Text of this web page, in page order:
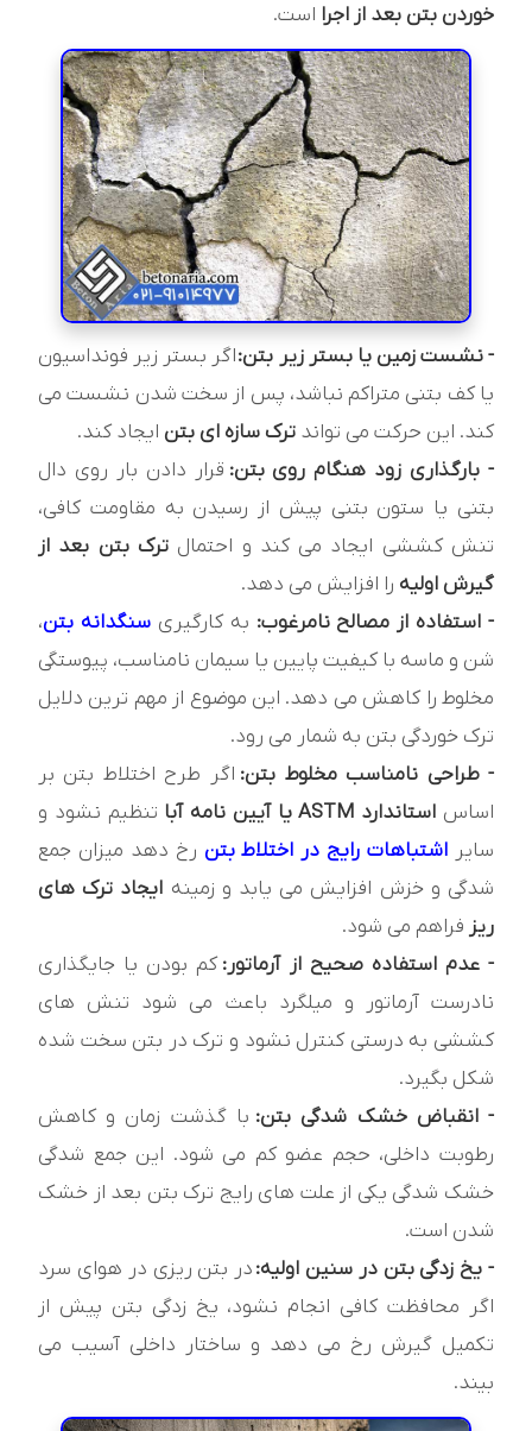
خوردن بتن بعد از اجرا است.
- نشست زمین یا بستر زیر بتن:اگر بستر زیر فونداسیون
یا کف بتنی متراکم نباشد، پس از سخت شدن نشست می
کند. این حرکت می تواند ترک سازه ای بتن ایجاد کند.
- بارگذاری زود هنگام روی بتن: قرار دادن بار روی دال
بتنی یا ستون بتنی پیش از رسیدن به مقاومت کافی،
تنش کششی ایجاد می کند و احتمالترک بتن بعد از
گیرش اولیه را افزایش می دهد.
- استفاده از مصالح نامرغوب: به کارگیریسنگدانه بتن،
شن و ماسه با کیفیت پایین یا سیمان نامناسب، پیوستگی
مخلوط را کاهش می دهد. این موضوع از مهم ترین دلایل
ترک خوردگی بتن به شمار می رود.
- طراحی نامناسب مخلوط بتن: اگر طرح اختلاط بتن بر
اساس استاندارد ASTM یا آیین نامه آبا
تنظیم نشود و
سایر اشتباهات رایج در اختلاط بتن رخ دهد میزان جمع
شدگی و خزش افزایش می یابد و زمینه ایجاد ترک های
ریز فراهم می شود.
- عدم استفاده صحیح از آرماتور:کم بودن یا جایگذاری
نادرست آرماتور و میلگرد باعث می شود تنش های
کششی به درستی کنترل نشود و ترک در بتن سخت شده
شکل بگیرد.
- انقباض خشک شدگی بتن: با گذشت زمان و کاهش
رطوبت داخلی، حجم عضو کم می شود. این جمع شدگی
خشک شدگی یکی از علت های رایج ترک بتن بعد از خشک
شدن است.
- یخ زدگی بتن در سنین اولیه:در بتن ریزی در هوای سرد
اگر محافظت کافی انجام نشود، یخ زدگی بتن پیش از
تکمیل گیرش رخ می دهد و ساختار داخلی آسیب می
بیند.